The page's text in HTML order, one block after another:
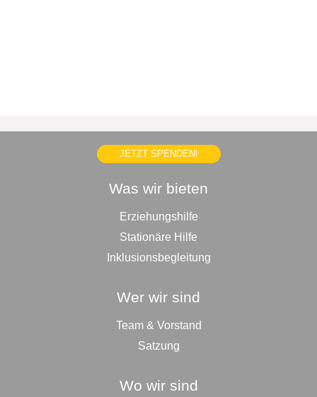
JETZT SPENDEN!
Was wir bieten
Erziehungshilfe
Stationäre Hilfe
Inklusionsbegleitung
Wer wir sind
Team & Vorstand
Satzung
Wo wir sind